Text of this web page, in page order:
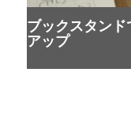
ブックスタン
アップ